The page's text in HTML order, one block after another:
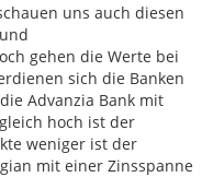
uns auch diesen
gehen die Werte bei
sich die Banken
Advanzia Bank mit
hoch ist der
weniger ist der
mit einer Zinsspanne